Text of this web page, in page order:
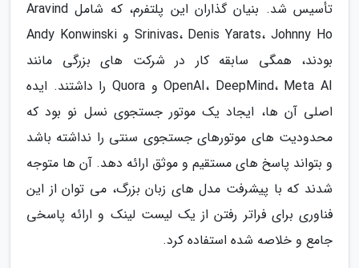
تأسیس شد. بنیان گذاران این پلتفرم، که شامل Aravind
Srinivas، Denis Yarats، Johnny Ho و Andy Konwinski
بودند، همگی سابقه کار در شرکت های بزرگی مانند
OpenAI، DeepMind، Meta AI و Quora را داشتند. ایده
اصلی آن ها، ایجاد یک موتور جستجوی نسل نو بود که
محدودیت های موتورهای جستجوی سنتی را نداشته باشد
و بتواند پاسخ های مستقیم و موثق ارائه دهد. آن ها متوجه
شدند که با پیشرفت مدل های زبان بزرگ، می توان از این
فناوری برای فراتر رفتن از یک لیست لینک و ارائه پاسخی
جامع و خلاصه شده استفاده کرد.